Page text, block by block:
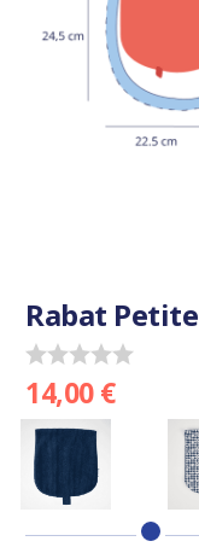
Rabat
14,00 €